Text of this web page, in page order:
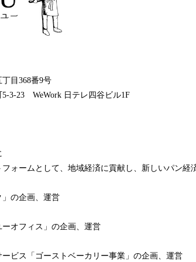
目368番9号
WeWork 日テレ四谷ビル1F
ォームとして、地域経済に貢献し、新しいパン経
」の企画、運営
ーオフィス」の企画、運営
ビス「ゴーストベーカリー事業」の企画、運営